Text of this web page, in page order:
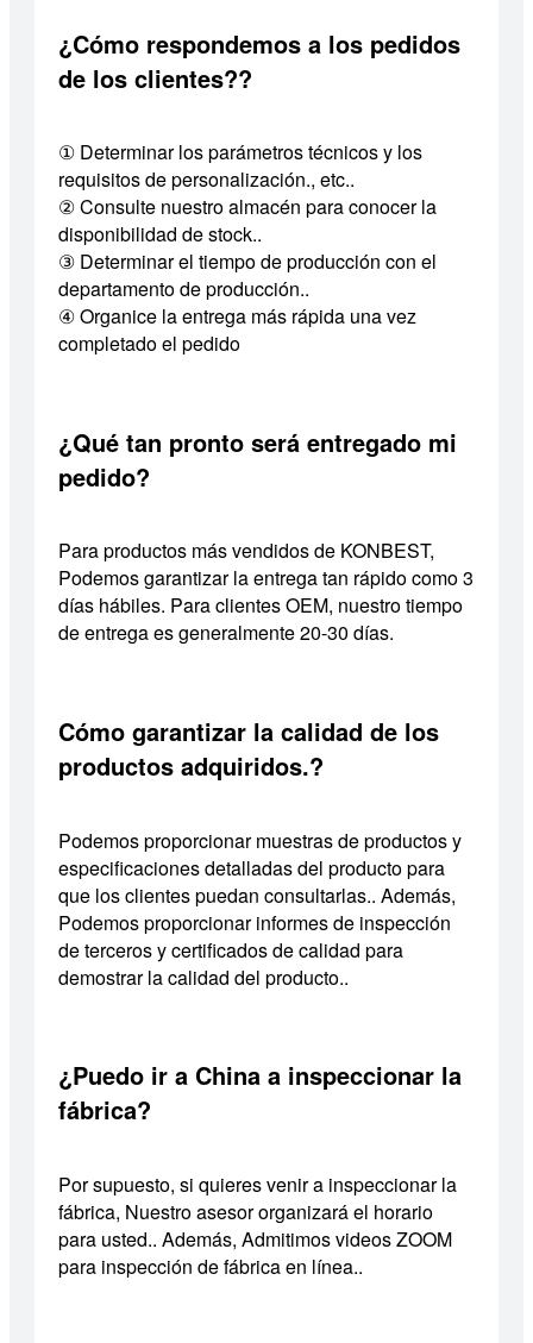
¿Cómo respondemos a los pedidos
de los clientes??
① Determinar los parámetros técnicos y los
requisitos de personalización., etc..
② Consulte nuestro almacén para conocer la
disponibilidad de stock..
③ Determinar el tiempo de producción con el
departamento de producción..
④ Organice la entrega más rápida una vez
completado el pedido
¿Qué tan pronto será entregado mi
pedido?
Para productos más vendidos de KONBEST,
Podemos garantizar la entrega tan rápido como 3
días hábiles. Para clientes OEM, nuestro tiempo
de entrega es generalmente 20-30 días.
Cómo garantizar la calidad de los
productos adquiridos.?
Podemos proporcionar muestras de productos y
especificaciones detalladas del producto para
que los clientes puedan consultarlas.. Además,
Podemos proporcionar informes de inspección
de terceros y certificados de calidad para
demostrar la calidad del producto..
¿Puedo ir a China a inspeccionar la
fábrica?
Por supuesto, si quieres venir a inspeccionar la
fábrica, Nuestro asesor organizará el horario
para usted.. Además, Admitimos videos ZOOM
para inspección de fábrica en línea..